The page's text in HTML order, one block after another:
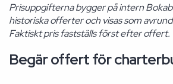
Prisuppgifterna bygger på intern
historiska offerter och visas som
Faktiskt pris fastställs först efter offert.
Begär offert för